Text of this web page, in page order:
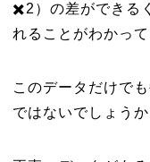
✖️2）の差ができる
れることがわかって
このデータだけで
ではないでしょうか